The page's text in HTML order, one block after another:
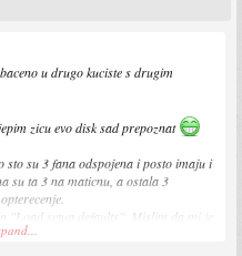
u drugo kuciste s drugim
zicu evo disk sad prepoznat
su 3 fana odspojena i posto imaju i
su ta 3 na maticnu, a ostala 3
"Load setup defaults". Mislim da mi je
nesto ili jednostavno ne radim